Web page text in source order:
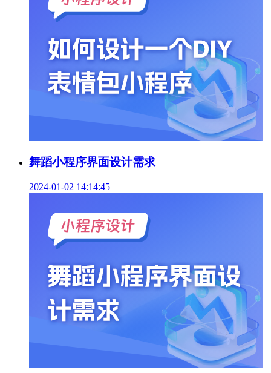
舞蹈小程序界面设计需求
2024-01-02 14:14:45